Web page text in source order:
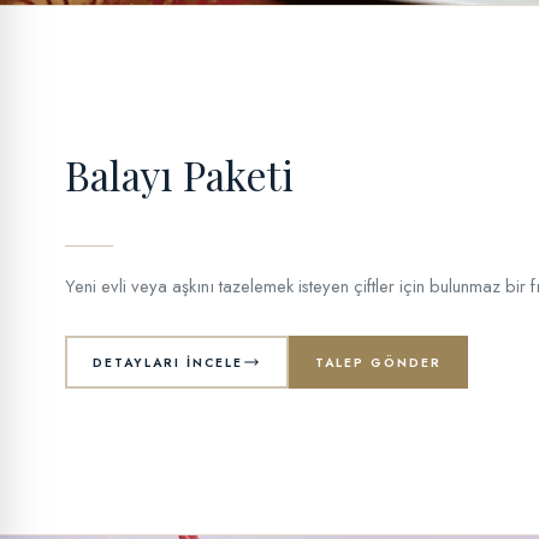
Balayı Paketi
Yeni evli veya aşkını tazelemek isteyen çiftler için bulunmaz bir
DETAYLARI İNCELE TALEP GÖNDER